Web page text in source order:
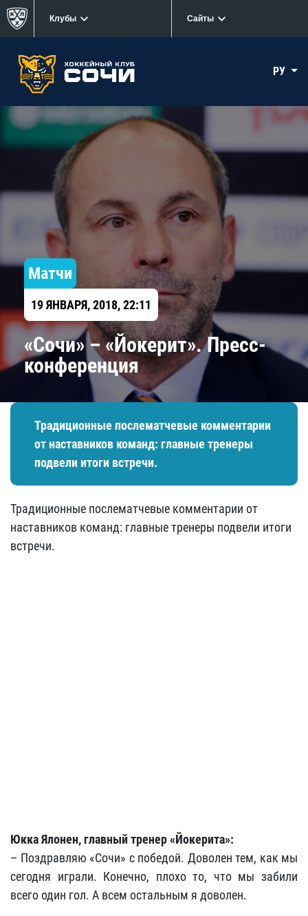
Клубы Сайты
РУ
Матчи
19 ЯНВАРЯ, 2018, 22:11
«Сочи» – «Йокерит». Пресс-
конференция
Традиционные послематчевые комментарии
от наставников команд: главные тренеры
подвели итоги встречи.
Традиционные послематчевые комментарии от
наставников команд: главные тренеры подвели итоги
встречи.
Юкка Ялонен, главный тренер «Йокерита»:
– Поздравляю «Сочи» с победой. Доволен тем, как мы
сегодня играли. Конечно, плохо то, что мы забили
всего один гол. А всем остальным я доволен.